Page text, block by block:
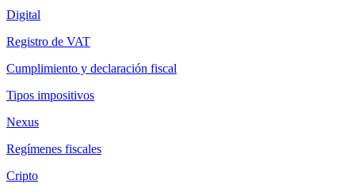
Digital
Registro de VAT
Cumplimiento y declaración fiscal
Tipos impositivos
Nexus
Regímenes fiscales
Cripto